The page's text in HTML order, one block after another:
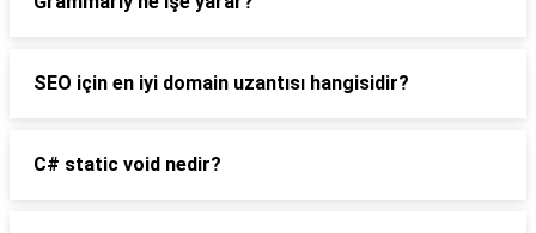
SEO için en iyi domain uzantısı hangisidir?
C# static void nedir?